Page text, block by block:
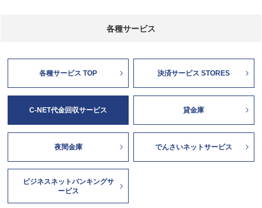
各種サービス
各種サービス TOP 決済サービス STORES
C-NET代金回収サービス 貸金庫
夜間金庫 でんさいネットサービス
ビジネスネットバンキングサ
ービス